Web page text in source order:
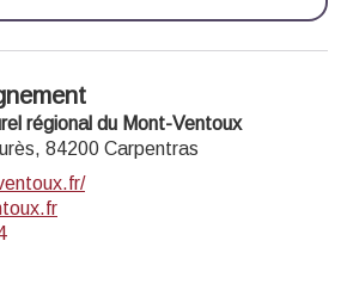
régional du Mont-Ventoux
84200 Carpentras